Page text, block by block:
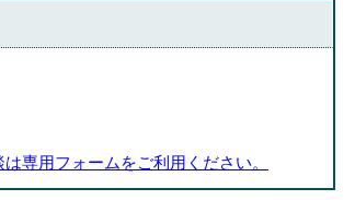
専用フォームをご利用ください。